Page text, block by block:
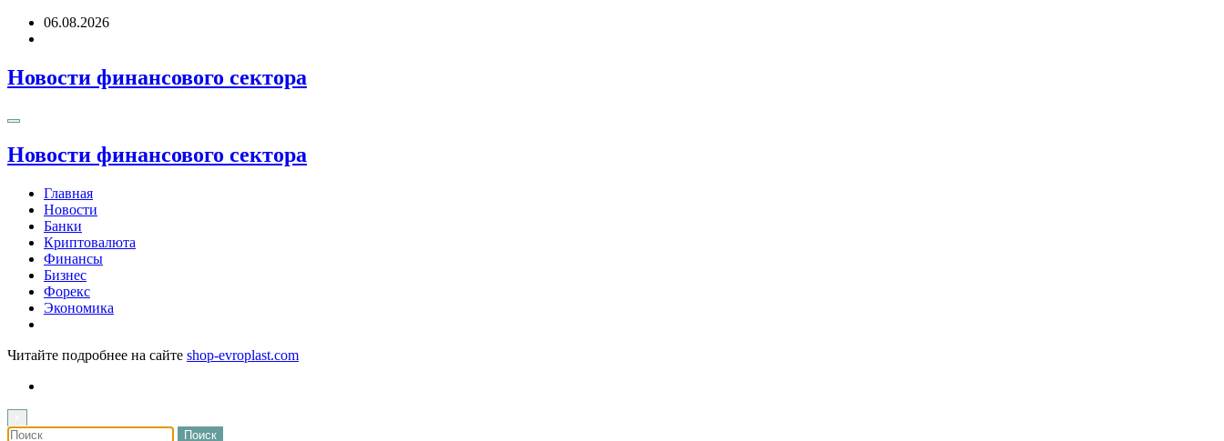
Перейти06.08.2026
Новости финансового сектора
Новости финансового сектора
Главная
Новости
Банки
Криптовалюта
Финансы
Бизнес
Форекс
Экономика
Читайте подробнее на сайте shop-evroplast.com